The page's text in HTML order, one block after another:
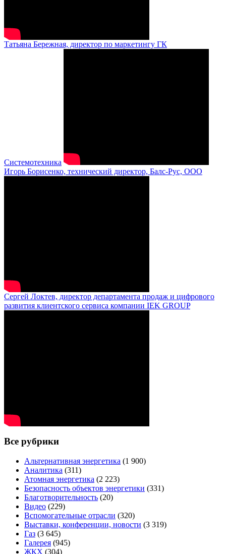
Татьяна Бережная, директор по маркетингу ГК
Системотехника
Игорь Борисенко, технический директор, Балс-Рус, ООО
Сергей Локтев, директор департамента продаж и цифрового
развития клиентского сервиса компании IEK GROUP
Все рубрики
Альтернативная энергетика (1 900)
Аналитика (311)
Атомная энергетика (2 223)
Безопасность объектов энергетики (331)
Благотворительность (20)
Видео (229)
Вспомогательные отрасли (320)
Выставки, конференции, новости (3 319)
Газ (3 645)
Галерея (945)
ЖКХ (304)